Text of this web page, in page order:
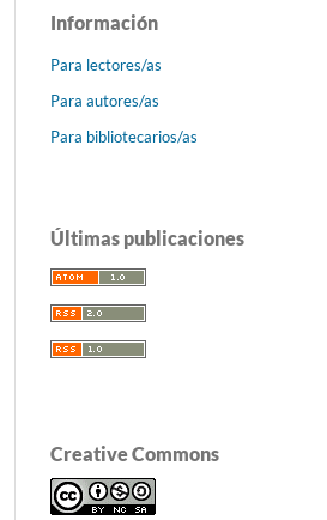
Información
Para lectores/as
Para autores/as
Para bibliotecarios/as
Últimas publicaciones
Creative Commons